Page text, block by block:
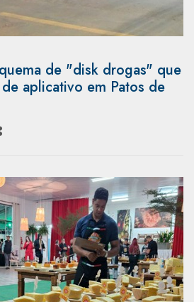
de "disk drogas" que
aplicativo em Patos de